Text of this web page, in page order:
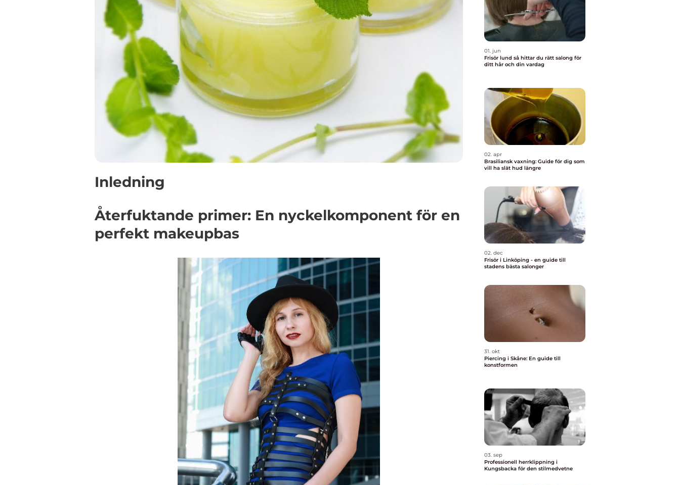
Inledning
Återfuktande primer: En nyckelkomponent för en
perfekt makeupbas
01. jun
Frisör lund så hittar du rätt salong för
ditt hår och din vardag
02. apr
Brasiliansk vaxning: Guide för dig som
vill ha slät hud längre
02. dec
Frisör i Linköping - en guide till
stadens bästa salonger
31. okt
Piercing i Skåne: En guide till
konstformen
03. sep
Professionell herrklippning i
Kungsbacka för den stilmedvetne